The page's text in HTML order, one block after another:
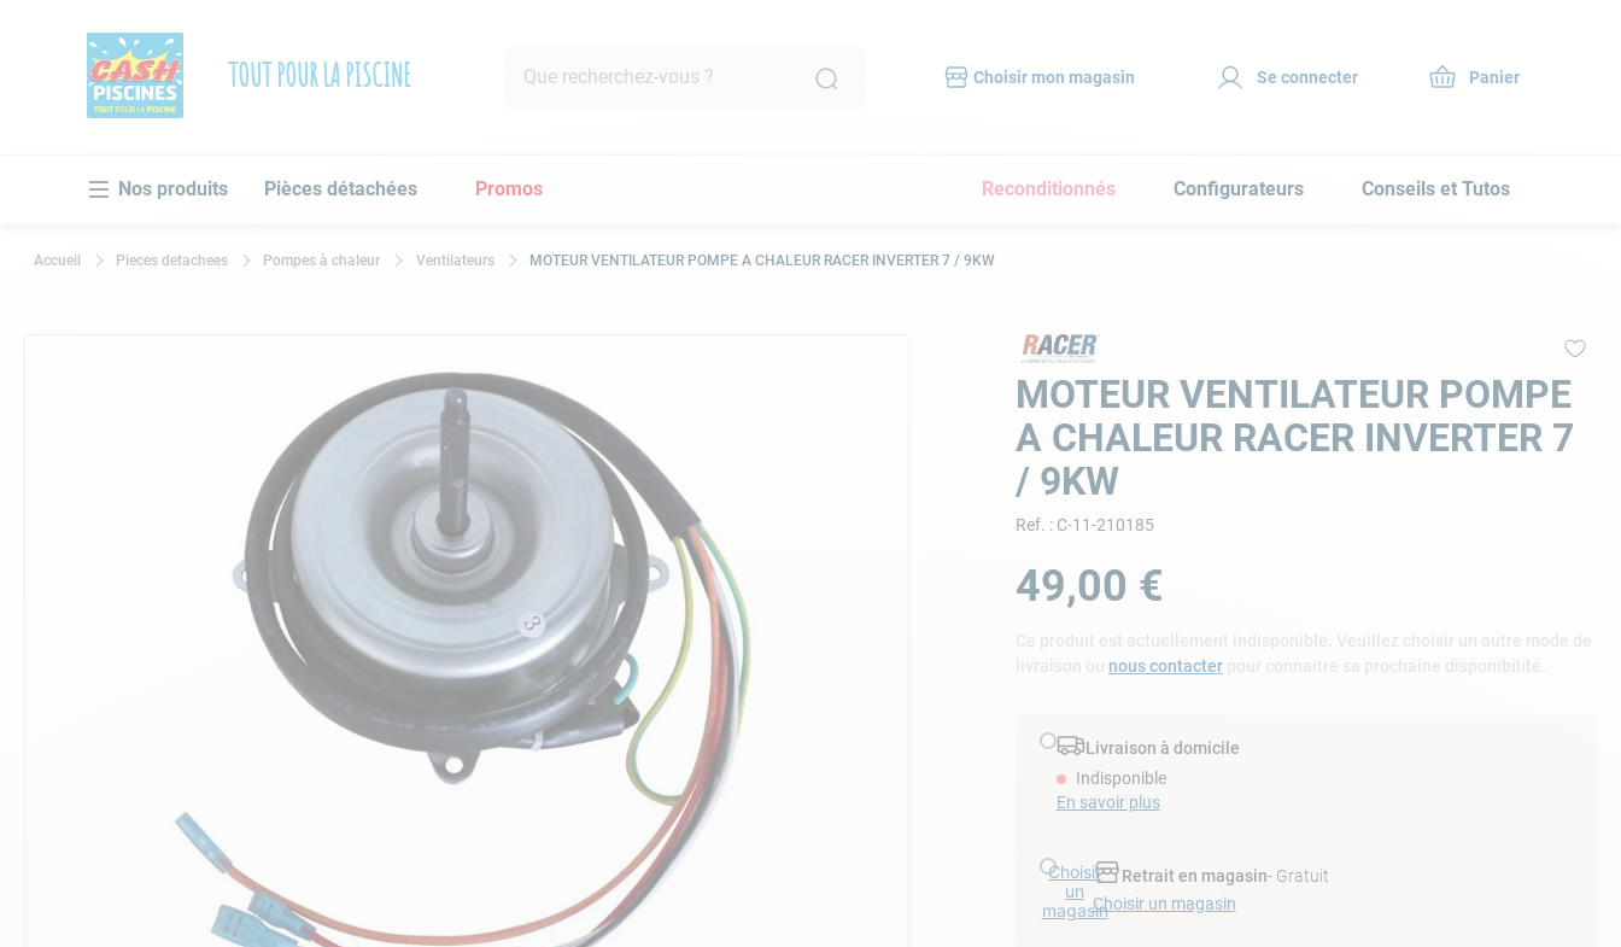
TOUT POUR LA PISCINE Choisir mon magasin Se connecter
Pièces détachées Promos Reconditionnés Configurateurs Conseils et Tutos
Pieces detachees Pompes à chaleur Ventilateurs MOTEUR VENTILATEUR POMPE A CHALEUR RACER INVERTER 7 / 9KW
MOTEUR VENTILATEUR POMPE
A CHALEUR RACER INVERTER 7
/ 9KW
Ref. : C-11-210185
49,00 €
nous contacterpour connaitre sa prochaine disponibilité.
Livraison à domicile
Indisponible
En savoir plus
Choisir
un
magasin
Retrait en magasin- Gratuit
Choisir un magasin
1.
pompe filtration piscine
.
tuyau
.
aspirateur piscine
10. chlore choc